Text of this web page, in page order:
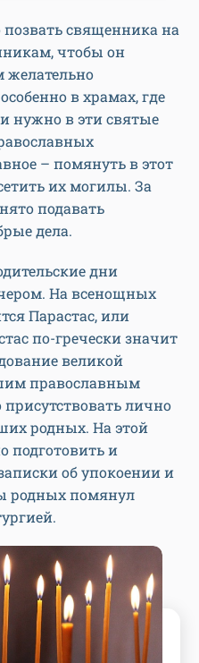
священника на
чтобы он
желательно
в храмах, где
нужно в эти святые
– помянуть в этот
их могилы. За
подавать
дела.
дни
На всенощных
Парастас, или
по-гречески значит
великой
православным
лично
родных. На этой
подготовить и
об упокоении и
родных помянул